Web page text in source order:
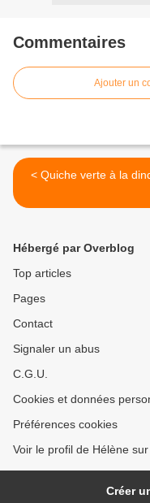
Commentaires
Ajouter un
< Quiche verte à la
Hébergé par Overblog
Top articles
Pages
Contact
Signaler un abus
C.G.U.
Cookies et données
Préférences cookies
Voir le profil de Hélène
Créer